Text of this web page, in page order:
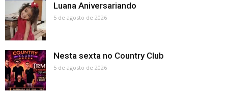
Luana Aniversariando
5 de agosto de 2026
Nesta sexta no Country Club
5 de agosto de 2026